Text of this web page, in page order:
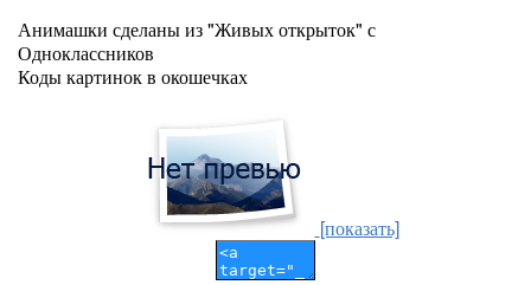
Анимашки сделаны из "Живых открыток" с
Одноклассников
Коды картинок в окошечках
[показать]